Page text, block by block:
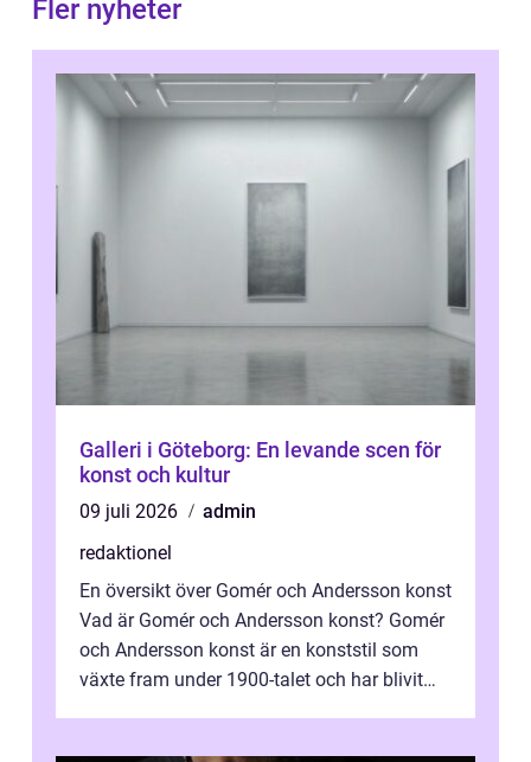
Fler nyheter
Galleri i Göteborg: En levande scen för
konst och kultur
09 juli 2026
admin
redaktionel
En översikt över Gomér och Andersson konst
Vad är Gomér och Andersson konst? Gomér
och Andersson konst är en konststil som
växte fram under 1900-talet och har blivit